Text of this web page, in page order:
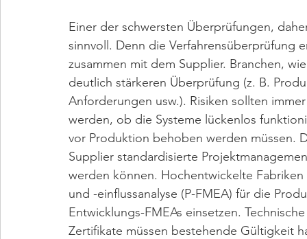
Einer der schwersten Überprüfungen,
sinnvoll. Denn die Verfahrensüberprüfung
zusammen mit dem Supplier. Branchen,
deutlich stärkeren Überprüfung (z. B.
Anforderungen usw.). Risiken sollten
werden, ob die Systeme lückenlos
vor Produktion behoben werden müssen.
Supplier standardisierte
werden können. Hochentwickelte
und -einflussanalyse (P-FMEA) für die
Entwicklungs-FMEAs einsetzen.
Zertifikate müssen bestehende Gültigkeit